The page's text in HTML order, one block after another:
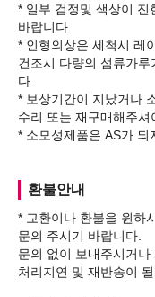
* 일부 검정및 색상이 진
바랍니다.
* 인형의상은 세척시 레
건조시 다량의 섬류가
다.
* 보상기간이 지났거나
수리 또는 재구매해주셔
환불안내
* 교환이나 환불을 원하
문의 주시기 바랍니다.
문의 없이 보내주시거
처리지연 및 재반송이